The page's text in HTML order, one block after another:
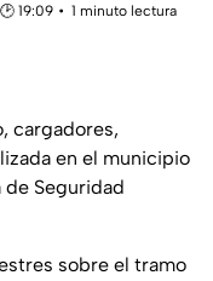
19:09
1 minuto lectura
cargadores,
en el municipio
Seguridad
sobre el tramo